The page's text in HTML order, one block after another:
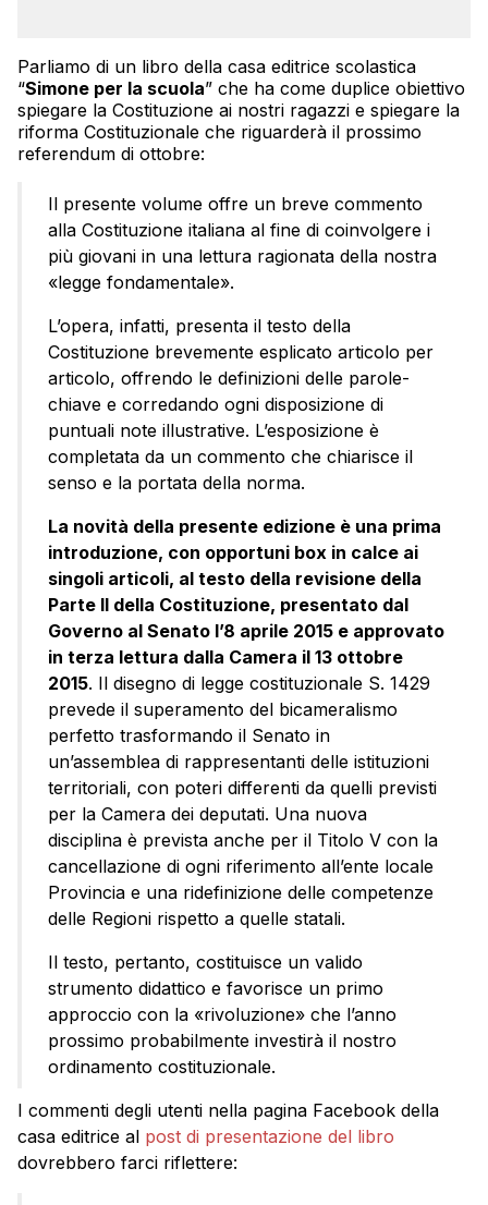
Parliamo di un libro della casa editrice scolastica
“Simone per la scuola” che ha come duplice obiettivo
spiegare la Costituzione ai nostri ragazzi e spiegare la
riforma Costituzionale che riguarderà il prossimo
referendum di ottobre:
Il presente volume offre un breve commento
alla Costituzione italiana al fine di coinvolgere i
più giovani in una lettura ragionata della nostra
«legge fondamentale».
L’opera, infatti, presenta il testo della
Costituzione brevemente esplicato articolo per
articolo, offrendo le definizioni delle parole-
chiave e corredando ogni disposizione di
puntuali note illustrative. L’esposizione è
completata da un commento che chiarisce il
senso e la portata della norma.
La novità della presente edizione è una prima
introduzione, con opportuni box in calce ai
singoli articoli, al testo della revisione della
Parte II della Costituzione, presentato dal
Governo al Senato l’8 aprile 2015 e approvato
in terza lettura dalla Camera il 13 ottobre
2015. Il disegno di legge costituzionale S. 1429
prevede il superamento del bicameralismo
perfetto trasformando il Senato in
un’assemblea di rappresentanti delle istituzioni
territoriali, con poteri differenti da quelli previsti
per la Camera dei deputati. Una nuova
disciplina è prevista anche per il Titolo V con la
cancellazione di ogni riferimento all’ente locale
Provincia e una ridefinizione delle competenze
delle Regioni rispetto a quelle statali.
Il testo, pertanto, costituisce un valido
strumento didattico e favorisce un primo
approccio con la «rivoluzione» che l’anno
prossimo probabilmente investirà il nostro
ordinamento costituzionale.
I commenti degli utenti nella pagina Facebook della
casa editrice al post di presentazione del libro
dovrebbero farci riflettere: